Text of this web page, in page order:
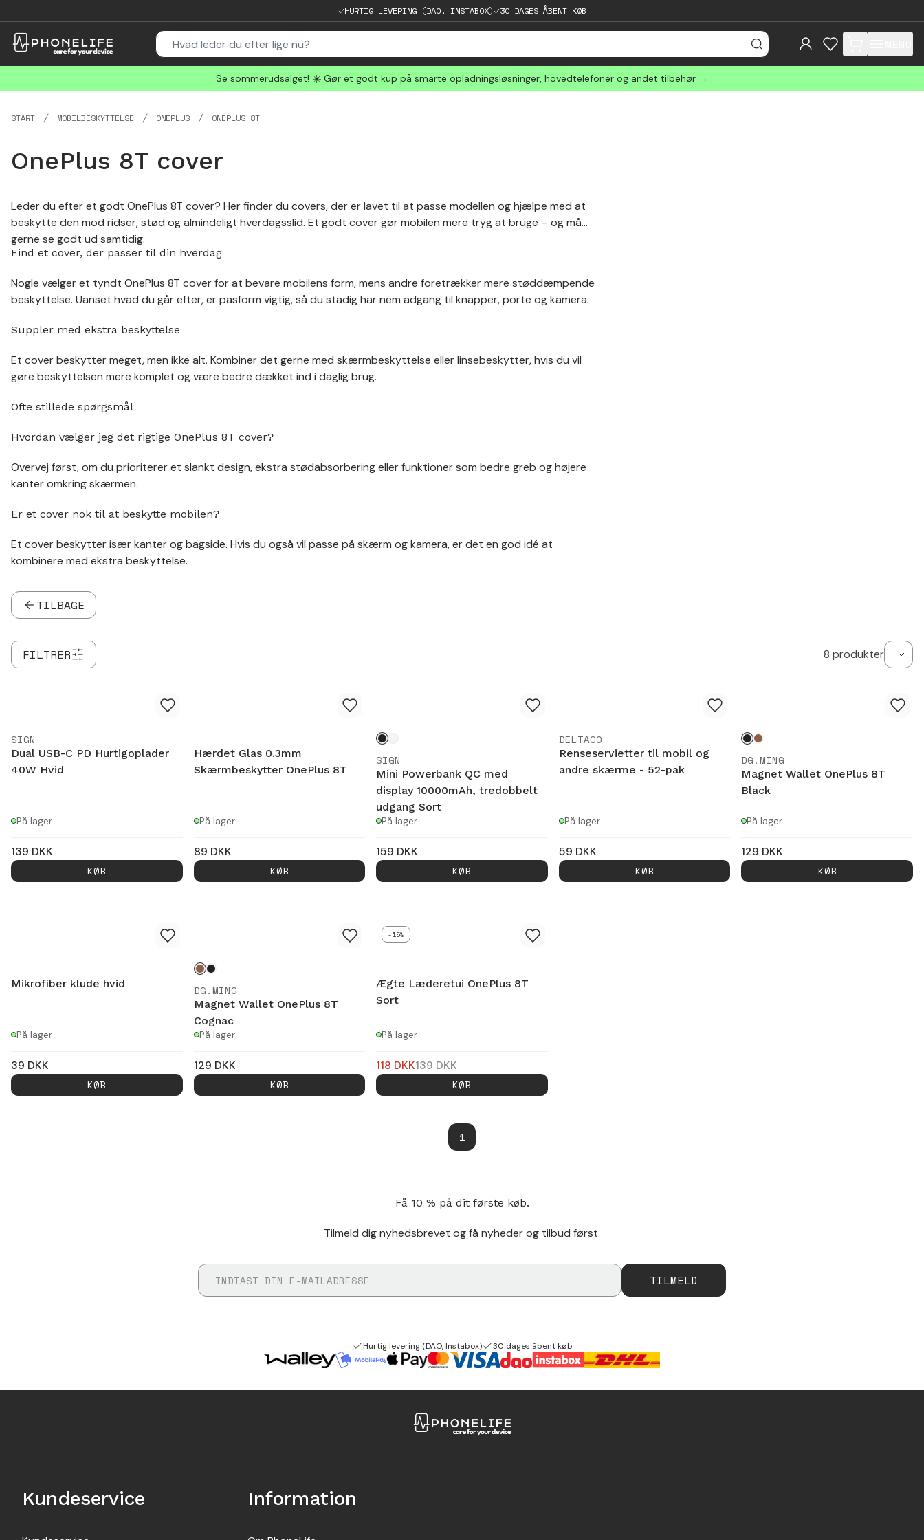
HURTIG LEVERING (DAO, INSTABOX) 30 DAGES ÅBENT KØB
items in cart, view
Se sommerudsalget! ☀️ Gør et godt kup på smarte opladningsløsninger, hovedtelefoner og andet tilbehør →
START MOBILBESKYTTELSE ONEPLUS ONEPLUS 8T
OnePlus 8T cover
Leder du efter et godt OnePlus 8T cover? Her finder du covers, der er lavet til at passe modellen og hjælpe med at
beskytte den mod ridser, stød og almindeligt hverdagsslid. Et godt cover gør mobilen mere tryg at bruge – og må
gerne se godt ud samtidig.
Find et cover, der passer til din hverdag
Nogle vælger et tyndt OnePlus 8T cover for at bevare mobilens form, mens andre foretrækker mere støddæmpende
beskyttelse. Uanset hvad du går efter, er pasform vigtig, så du stadig har nem adgang til knapper, porte og kamera.
Suppler med ekstra beskyttelse
Et cover beskytter meget, men ikke alt. Kombiner det gerne med skærmbeskyttelse eller linsebeskytter, hvis du vil
gøre beskyttelsen mere komplet og være bedre dækket ind i daglig brug.
Ofte stillede spørgsmål
Hvordan vælger jeg det rigtige OnePlus 8T cover?
Overvej først, om du prioriterer et slankt design, ekstra stødabsorbering eller funktioner som bedre greb og højere
kanter omkring skærmen.
Er et cover nok til at beskytte mobilen?
Et cover beskytter især kanter og bagside. Hvis du også vil passe på skærm og kamera, er det en god idé at
kombinere med ekstra beskyttelse.
TILBAGE
FILTRER 8 produkter
SIGN
Dual USB-C PD Hurtigoplader
40W Hvid
På lager
139 DKK
KØB
Hærdet Glas 0.3mm
Skærmbeskytter OnePlus 8T
På lager
89 DKK
KØB
SIGN
Mini Powerbank QC med
display 10000mAh, tredobbelt
udgang Sort
På lager
159 DKK
KØB
DELTACO
Renseservietter til mobil og
andre skærme - 52-pak
På lager
59 DKK
KØB
DG.MING
Magnet Wallet OnePlus 8T
Black
På lager
129 DKK
KØB
Mikrofiber klude hvid
På lager
39 DKK
KØB
DG.MING
Magnet Wallet OnePlus 8T
Cognac
På lager
129 DKK
KØB
-15%
Ægte Læderetui OnePlus 8T
Sort
På lager
118 DKK139DKK
KØB
1
Få 10 % på dit første køb.
Tilmeld dig nyhedsbrevet og få nyheder og tilbud først.
TILMELD
Hurtig levering (DAO, Instabox) 30 dages åbent køb
Kundeservice Information